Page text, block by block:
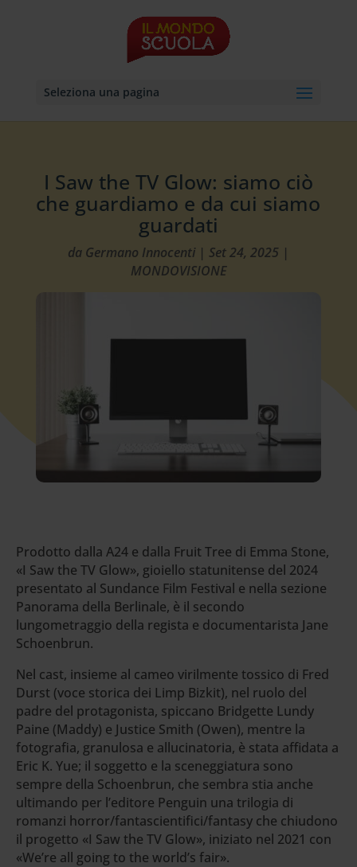
Seleziona una pagina
I Saw the TV Glow: siamo ciò
che guardiamo e da cui siamo
guardati
da Germano Innocenti| Set 24, 2025 |
MONDOVISIONE
Prodotto dalla A24 e dalla Fruit Tree di Emma Stone,
«I Saw the TV Glow», gioiello statunitense del 2024
presentato al Sundance Film Festival e nella sezione
Panorama della Berlinale, è il secondo
lungometraggio della regista e documentarista Jane
Schoenbrun.
Nel cast, insieme al cameo virilmente tossico di Fred
Durst (voce storica dei Limp Bizkit), nel ruolo del
padre del protagonista, spiccano Bridgette Lundy
Paine (Maddy) e Justice Smith (Owen), mentre la
fotografia, granulosa e allucinatoria, è stata affidata a
Eric K. Yue; il soggetto e la sceneggiatura sono
sempre della Schoenbrun, che sembra stia anche
ultimando per l’editore Penguin una trilogia di
romanzi horror/fantascientifici/fantasy che chiudono
il progetto «I Saw the TV Glow», iniziato nel 2021 con
«We’re all going to the world’s fair».